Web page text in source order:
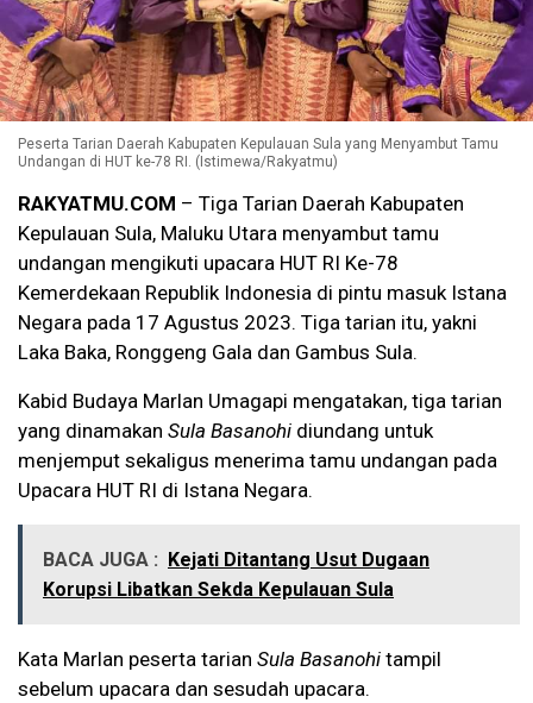
Peserta Tarian Daerah Kabupaten Kepulauan Sula yang Menyambut Tamu
Undangan di HUT ke-78 RI. (Istimewa/Rakyatmu)
RAKYATMU.COM – Tiga Tarian Daerah Kabupaten
Kepulauan Sula, Maluku Utara menyambut tamu
undangan mengikuti upacara HUT RI Ke-78
Kemerdekaan Republik Indonesia di pintu masuk Istana
Negara pada 17 Agustus 2023. Tiga tarian itu, yakni
Laka Baka, Ronggeng Gala dan Gambus Sula.
Kabid Budaya Marlan Umagapi mengatakan, tiga tarian
yang dinamakan Sula Basanohi diundang untuk
menjemput sekaligus menerima tamu undangan pada
Upacara HUT RI di Istana Negara.
BACA JUGA :
Kejati Ditantang Usut Dugaan
Korupsi Libatkan Sekda Kepulauan Sula
Kata Marlan peserta tarian Sula Basanohi tampil
sebelum upacara dan sesudah upacara.